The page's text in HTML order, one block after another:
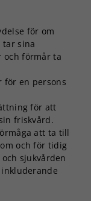
för om
tar sina
förmår ta
för en persons
för att
friskvård.
att ta till
och för tidig
sjukvården